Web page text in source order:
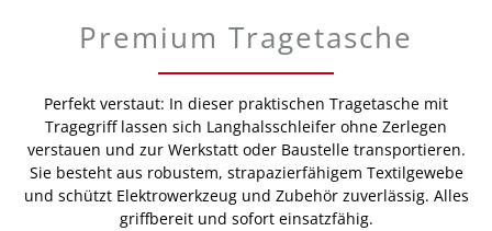
Premium Tragetasche
Perfekt verstaut: In dieser praktischen Tragetasche mit
Tragegriff lassen sich Langhalsschleifer ohne Zerlegen
verstauen und zur Werkstatt oder Baustelle transportieren.
Sie besteht aus robustem, strapazierfähigem Textilgewebe
und schützt Elektrowerkzeug und Zubehör zuverlässig. Alles
griffbereit und sofort einsatzfähig.